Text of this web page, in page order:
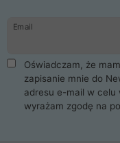
Email
Oświadczam, że
zapisanie mnie do
adresu e-mail w celu
wyrażam zgodę na